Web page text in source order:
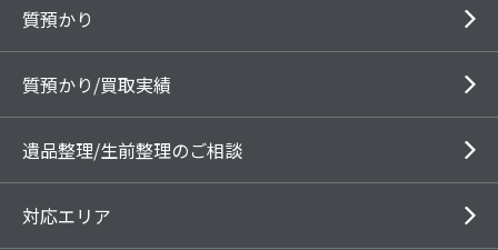
質預かり
質預かり/買取実績
遺品整理/生前整理のご相談
対応エリア